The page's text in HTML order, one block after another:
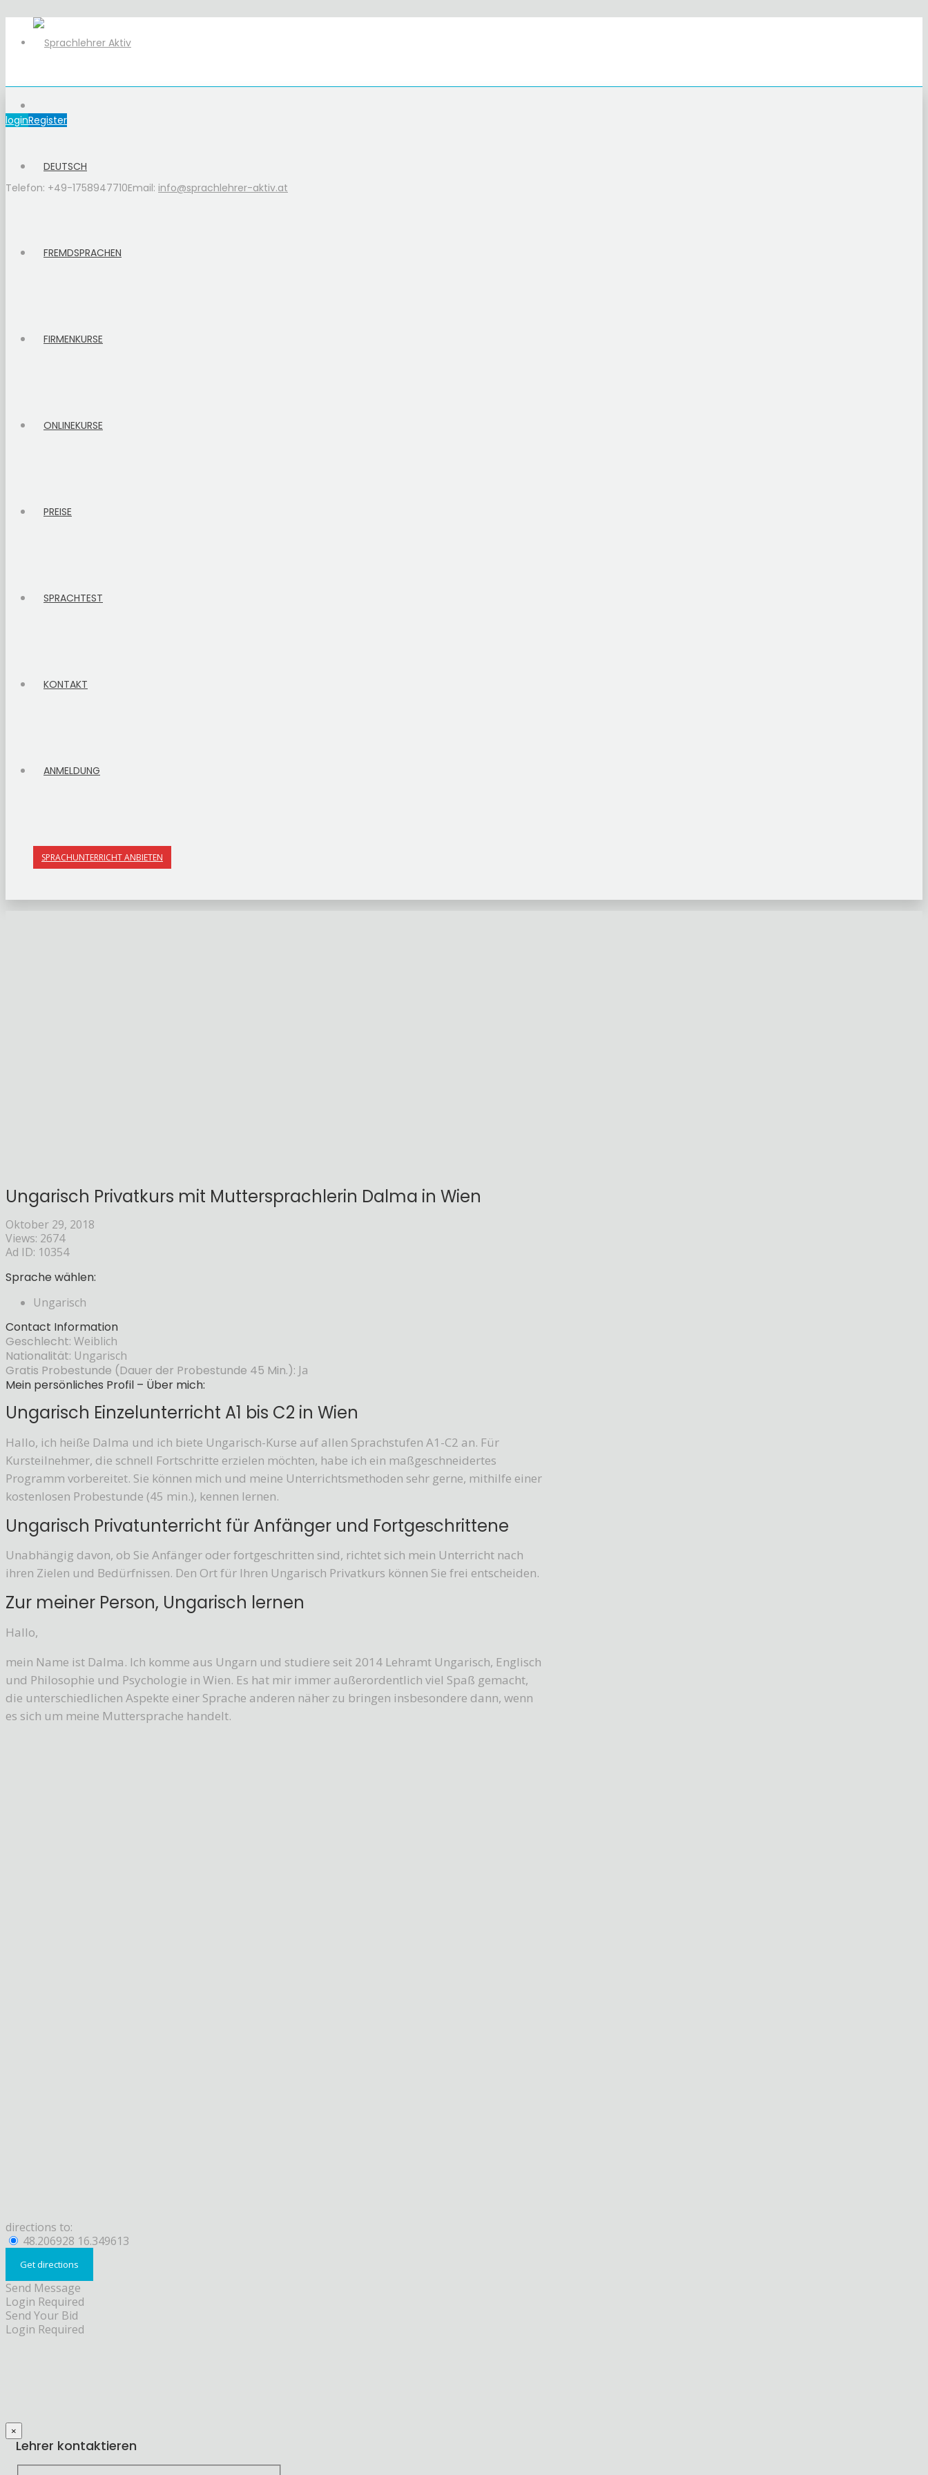
loginRegister
Telefon: +49-1758947710Email: info@sprachlehrer-aktiv.at
DEUTSCH
FREMDSPRACHEN
FIRMENKURSE
ONLINEKURSE
PREISE
SPRACHTEST
KONTAKT
ANMELDUNG
SPRACHUNTERRICHT ANBIETEN
Ungarisch Privatkurs mit Muttersprachlerin Dalma in Wien
Oktober 29, 2018
Views: 2674
Ad ID: 10354
Sprache wählen:
Ungarisch
Contact Information
Geschlecht: Weiblich
Nationalität: Ungarisch
Gratis Probestunde (Dauer der Probestunde 45 Min.): Ja
Mein persönliches Profil – Über mich:
Ungarisch Einzelunterricht A1 bis C2 in Wien
Hallo, ich heiße Dalma und ich biete Ungarisch-Kurse auf allen Sprachstufen A1-C2 an. Für
Kursteilnehmer, die schnell Fortschritte erzielen möchten, habe ich ein maßgeschneidertes
Programm vorbereitet. Sie können mich und meine Unterrichtsmethoden sehr gerne, mithilfe einer
kostenlosen Probestunde (45 min.), kennen lernen.
Ungarisch Privatunterricht für Anfänger und Fortgeschrittene
Unabhängig davon, ob Sie Anfänger oder fortgeschritten sind, richtet sich mein Unterricht nach
ihren Zielen und Bedürfnissen. Den Ort für Ihren Ungarisch Privatkurs können Sie frei entscheiden.
Zur meiner Person, Ungarisch lernen
Hallo,
mein Name ist Dalma. Ich komme aus Ungarn und studiere seit 2014 Lehramt Ungarisch, Englisch
und Philosophie und Psychologie in Wien. Es hat mir immer außerordentlich viel Spaß gemacht,
die unterschiedlichen Aspekte einer Sprache anderen näher zu bringen insbesondere dann, wenn
es sich um meine Muttersprache handelt.
directions to:
48.206928 16.349613
Send Message
Login Required
Send Your Bid
Login Required
×
Lehrer kontaktieren